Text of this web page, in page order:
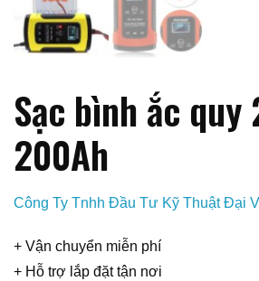
Sạc bình ắc quy
200Ah
Công Ty Tnhh Đầu Tư Kỹ Thuật Đại
+ Vận chuyển miễn phí
+ Hỗ trợ lắp đặt tận nơi